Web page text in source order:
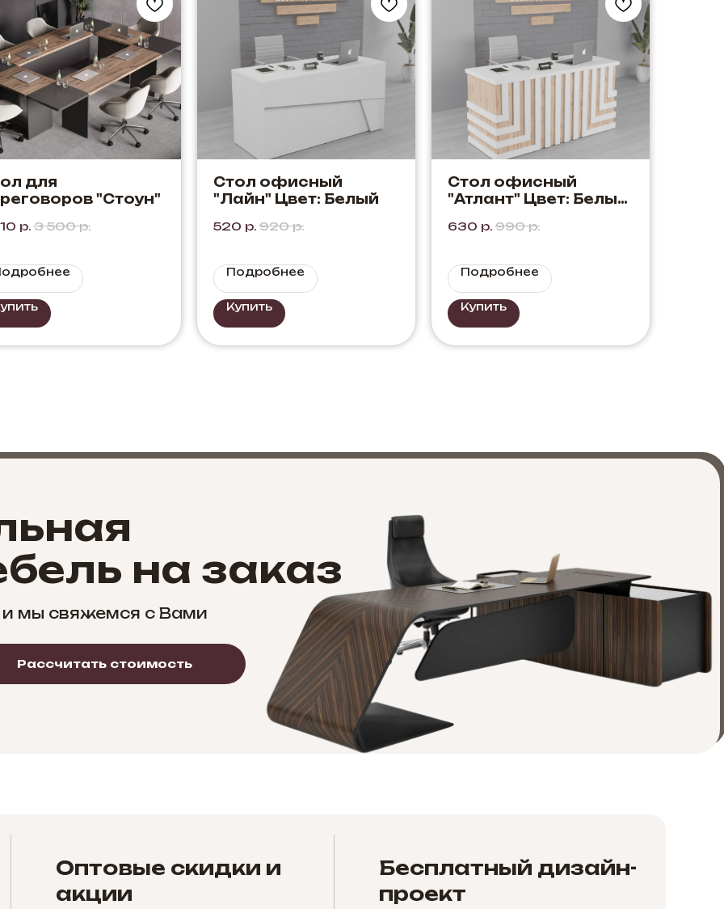
для
"Стоун"
р. 3 500 р.
Стол офисный
"Лайн" Цвет: Белый
520 р. 920 р.
Подробнее
Купить
Стол офисный
"Атлант" Цвет: Белый
Сочетание белого с
630 р. 990 р.
Подробнее
Купить
мы свяжемся с Вами
Рассчитать стоимость
на заказ
Оптовые скидки и
акции
Бесплатный дизайн-
проект